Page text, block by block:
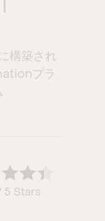
構築され
プラ
5 Stars